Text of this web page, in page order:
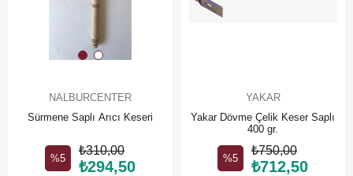
NALBURCENTER
Sürmene Saplı Arıcı Keseri
%5 ₺294,50
₺310,00
YAKAR
Yakar Dövme Çelik Keser Saplı
400 gr.
%5 ₺712,50
₺750,00